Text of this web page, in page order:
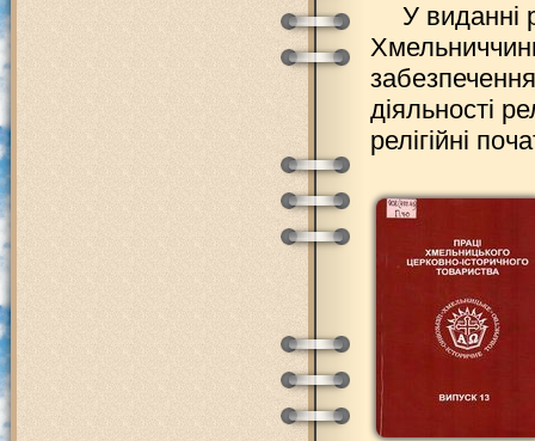
У виданні
діяльності
релігійні